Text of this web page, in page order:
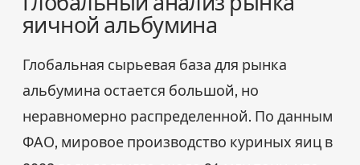
яичной альбумина
Глобальная сырьевая база для рынка
альбумина остается большой, но
неравномерно распределенной. По данным
ФАО, мировое производство куриных яиц в